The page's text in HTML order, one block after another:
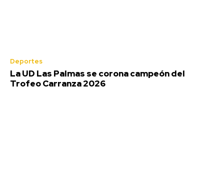
Deportes
La UD Las Palmas se corona campeón del
Trofeo Carranza 2026
Deportes
La UD Las Palmas se corona campeón del
Trofeo Carranza 2026